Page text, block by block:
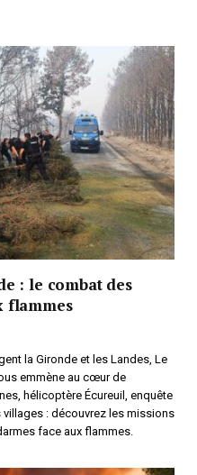
: le combat des
flammes
la Gironde et les Landes, Le
emmène au cœur de
hélicoptère Écureuil, enquête
: découvrez les missions
face aux flammes.